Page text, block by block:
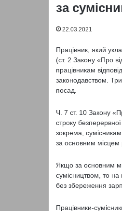
за
22.03.2021
Працівник, який
(ст. 2 Закону «Про
працівникам
законодавством.
посад.
Ч. 7 ст. 10 Закону
строку
зокрема,
за основним місцем
Якщо за основним
сумісництвом, то на
без збереження
Працівники-